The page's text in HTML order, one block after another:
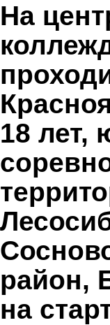
На
18 лет,
район,
на